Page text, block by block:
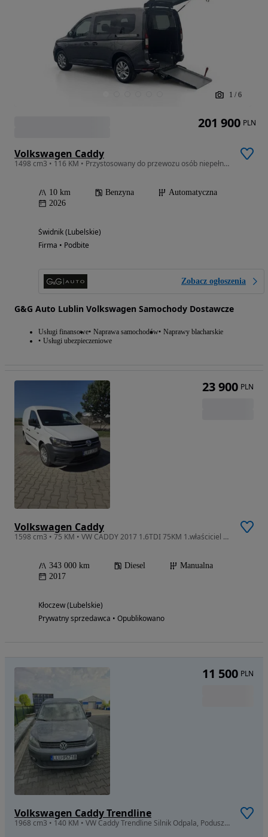
1 / 6
Volkswagen Caddy
1498 cm3 • 116 KM • Przystosowany do przewozu osób niepełnosprawnych - WALDI AID - PFRON
10 km Benzyna
Automatyczna
2026
Świdnik (Lubelskie)
Firma • Podbite
Zobacz ogłoszenia
G&G Auto Lublin Volkswagen Samochody Dostawcze
Usługi finansowe Naprawa samochodów Naprawy blacharskie
Usługi ubezpieczeniowe
201 900 PLN
Volkswagen Caddy
1598 cm3 • 75 KM • VW CADDY 2017 1.6TDI 75KM 1.właściciel w PL
343 000 km Diesel
Manualna
2017
Kłoczew (Lubelskie)
Prywatny sprzedawca • Opublikowano
23 900 PLN
Volkswagen Caddy Trendline
1968 cm3 • 140 KM • VW Caddy Trendline Silnik Odpala, Poduszki OK
11 500 PLN